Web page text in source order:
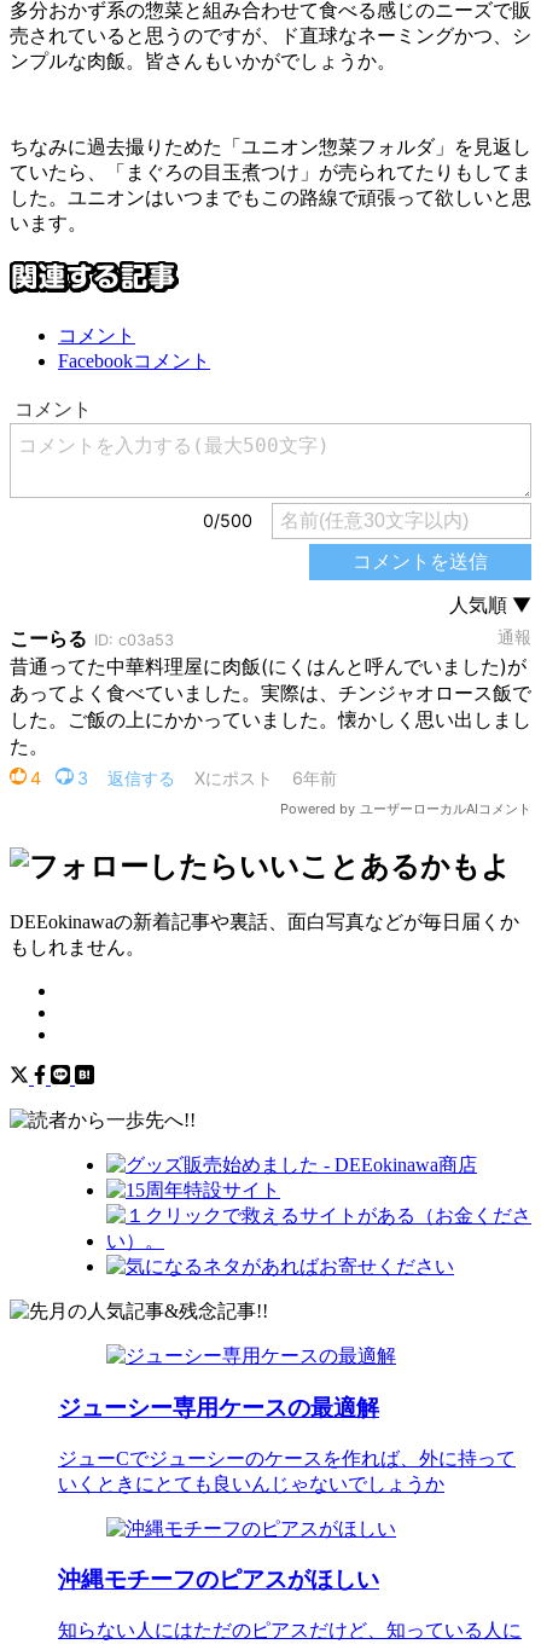
多分おかず系の惣菜と組み合わせて食べる感じのニーズで販
売されていると思うのですが、ド直球なネーミングかつ、シ
ンプルな肉飯。皆さんもいかがでしょうか。
ちなみに過去撮りためた「ユニオン惣菜フォルダ」を見返し
ていたら、「まぐろの目玉煮つけ」が売られてたりもしてま
した。ユニオンはいつまでもこの路線で頑張って欲しいと思
います。
コメント
Facebookコメント
DEEokinawaの新着記事や裏話、面白写真などが毎日届くか
もしれません。
ジューシー専用ケースの最適解
ジューCでジューシーのケースを作れば、外に持って
いくときにとても良いんじゃないでしょうか
沖縄モチーフのピアスがほしい
知らない人にはただのピアスだけど、知っている人に